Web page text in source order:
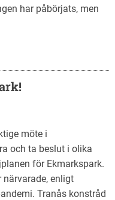
har påbörjats, men
möte i
och ta beslut i olika
för Ekmarkspark.
enligt
Tranås konstråd